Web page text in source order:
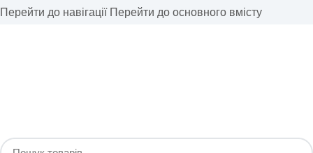
Перейти до навігації Перейти до основного вмісту